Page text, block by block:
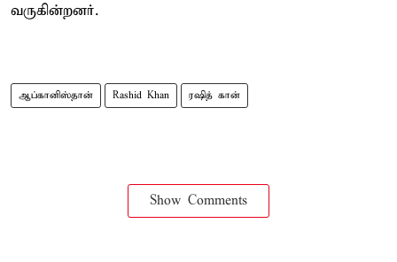
வருகின்றனர்.
ஆப்கானிஸ்தான் Rashid Khan ரஷித் கான்
Show Comments